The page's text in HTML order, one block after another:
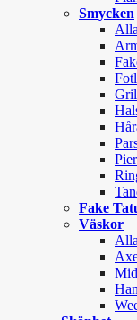
Smycken
Fake
Väskor